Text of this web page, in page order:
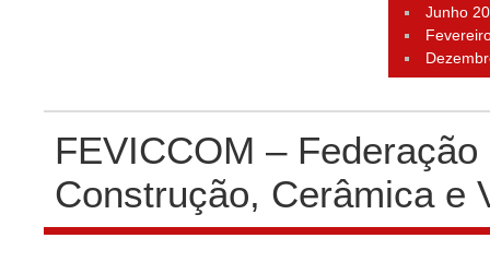
Junho
FEVICCOM –
Construção, Cerâmica e